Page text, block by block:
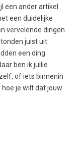
een ander artikel
een duidelijke
vervelende dingen
juist uit
een ding
ben ik jullie
of iets binnenin
je wilt dat jouw